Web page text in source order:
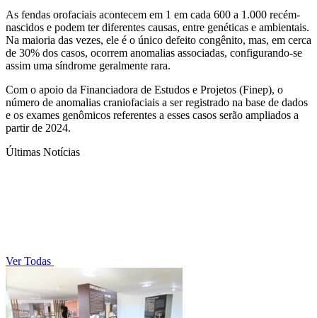
As fendas orofaciais acontecem em 1 em cada 600 a 1.000 recém-
nascidos e podem ter diferentes causas, entre genéticas e ambientais.
Na maioria das vezes, ele é o único defeito congênito, mas, em cerca
de 30% dos casos, ocorrem anomalias associadas, configurando-se
assim uma síndrome geralmente rara.
Com o apoio da Financiadora de Estudos e Projetos (Finep), o
número de anomalias craniofaciais a ser registrado na base de dados
e os exames genômicos referentes a esses casos serão ampliados a
partir de 2024.
Últimas Notícias
Ver Todas